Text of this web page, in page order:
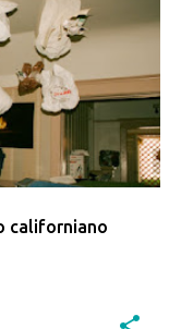
californiano